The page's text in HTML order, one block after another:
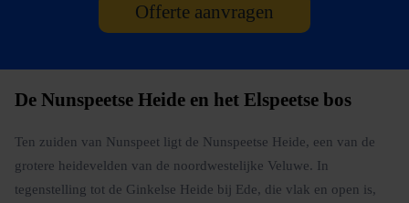
Offerte aanvragen
De Nunspeetse Heide en het Elspeetse bos
Ten zuiden van Nunspeet ligt de Nunspeetse Heide, een van de
grotere heidevelden van de noordwestelijke Veluwe. In
tegenstelling tot de Ginkelse Heide bij Ede, die vlak en open is,